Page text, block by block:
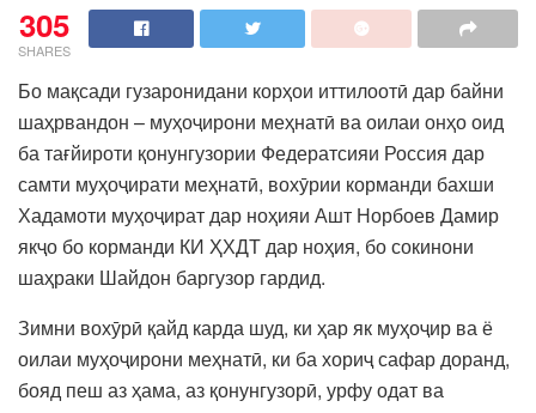
305
SHARES
Бо мақсади гузаронидани корҳои иттилоотӣ дар байни
шаҳрвандон – муҳоҷирони меҳнатӣ ва оилаи онҳо оид
ба тағйироти қонунгузории Федератсияи Россия дар
самти муҳоҷирати меҳнатӣ, вохӯрии корманди бахши
Хадамоти муҳоҷират дар ноҳияи Ашт Норбоев Дамир
якҷо бо корманди КИ ҲХДТ дар ноҳия, бо сокинони
шаҳраки Шайдон баргузор гардид.
Зимни вохӯрӣ қайд карда шуд, ки ҳар як муҳоҷир ва ё
оилаи муҳоҷирони меҳнатӣ, ки ба хориҷ сафар доранд,
бояд пеш аз ҳама, аз қонунгузорӣ, урфу одат ва